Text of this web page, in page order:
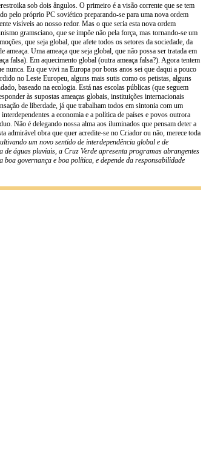
sob dois ângulos. O primeiro é a visão corrente que se tem
pelo próprio PC soviético preparando-se para uma nova ordem
visíveis ao nosso redor. Mas o que seria esta nova ordem
gramsciano, que se impõe não pela força, mas tornando-se um
que seja global, que afete todos os setores da sociedade, da
Uma ameaça que seja global, que não possa ser tratada em
falsa). Em aquecimento global (outra ameaça falsa?). Agora tentem
Eu que vivi na Europa por bons anos sei que daqui a pouco
no Leste Europeu, alguns mais sutis como os petistas, alguns
baseado na ecologia. Está nas escolas públicas (que seguem
às supostas ameaças globais, instituições internacionais
de liberdade, já que trabalham todos em sintonia com um
a economia e a política de países e povos outrora
Não é delegando nossa alma aos iluminados que pensam deter a
admirável obra que quer acredite-se no Criador ou não, merece toda
um novo sentido de interdependência global e de
águas pluviais, a Cruz Verde apresenta programas abrangentes
governança e boa política, e depende da responsabilidade